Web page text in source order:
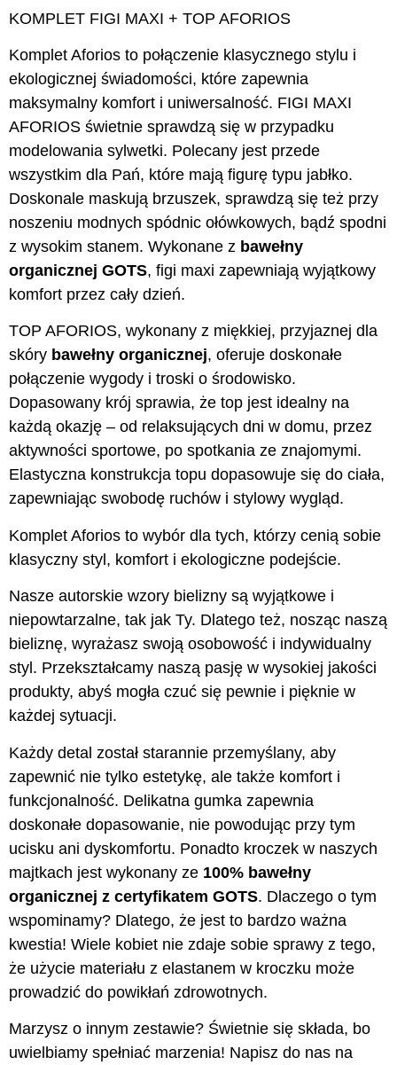
KOMPLET FIGI MAXI + TOP AFORIOS
Komplet Aforios to połączenie klasycznego stylu i
ekologicznej świadomości, które zapewnia
maksymalny komfort i uniwersalność. FIGI MAXI
AFORIOS świetnie sprawdzą się w przypadku
modelowania sylwetki. Polecany jest przede
wszystkim dla Pań, które mają figurę typu jabłko.
Doskonale maskują brzuszek, sprawdzą się też przy
noszeniu modnych spódnic ołówkowych, bądź spodni
z wysokim stanem. Wykonane z bawełny
organicznej GOTS, figi maxi zapewniają wyjątkowy
komfort przez cały dzień.
TOP AFORIOS, wykonany z miękkiej, przyjaznej dla
skóry bawełny organicznej, oferuje doskonałe
połączenie wygody i troski o środowisko.
Dopasowany krój sprawia, że top jest idealny na
każdą okazję – od relaksujących dni w domu, przez
aktywności sportowe, po spotkania ze znajomymi.
Elastyczna konstrukcja topu dopasowuje się do ciała,
zapewniając swobodę ruchów i stylowy wygląd.
Komplet Aforios to wybór dla tych, którzy cenią sobie
klasyczny styl, komfort i ekologiczne podejście.
Nasze autorskie wzory bielizny są wyjątkowe i
niepowtarzalne, tak jak Ty. Dlatego też, nosząc naszą
bieliznę, wyrażasz swoją osobowość i indywidualny
styl. Przekształcamy naszą pasję w wysokiej jakości
produkty, abyś mogła czuć się pewnie i pięknie w
każdej sytuacji.
Każdy detal został starannie przemyślany, aby
zapewnić nie tylko estetykę, ale także komfort i
funkcjonalność. Delikatna gumka zapewnia
doskonałe dopasowanie, nie powodując przy tym
ucisku ani dyskomfortu. Ponadto kroczek w naszych
majtkach jest wykonany ze 100% bawełny
organicznej z certyfikatem GOTS. Dlaczego o tym
wspominamy? Dlatego, że jest to bardzo ważna
kwestia! Wiele kobiet nie zdaje sobie sprawy z tego,
że użycie materiału z elastanem w kroczku może
prowadzić do powikłań zdrowotnych.
Marzysz o innym zestawie? Świetnie się składa, bo
uwielbiamy spełniać marzenia! Napisz do nas na